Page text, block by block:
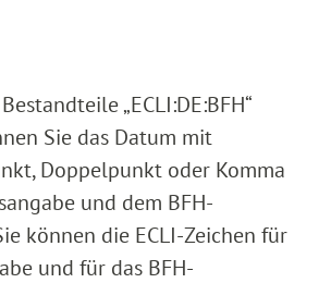
„ECLI:DE:BFH“
Sie das Datum mit
Doppelpunkt oder Komma
und dem BFH-
können die ECLI-Zeichen für
und für das BFH-